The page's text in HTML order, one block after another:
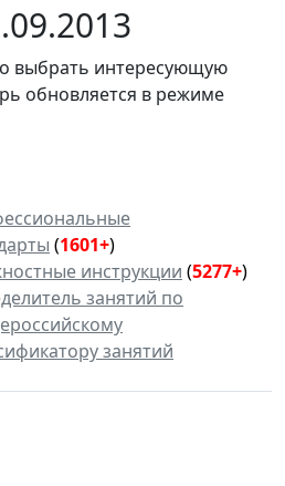
выбрать интересующую
обновляется в режиме
(1601+)
инструкции (5277+)
занятий по
занятий